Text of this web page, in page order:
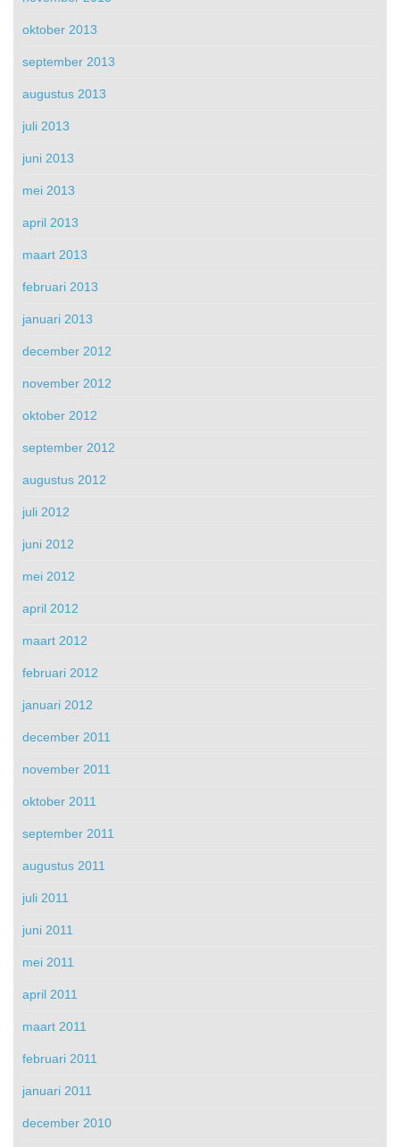
oktober 2013
september 2013
augustus 2013
juli 2013
juni 2013
mei 2013
april 2013
maart 2013
februari 2013
januari 2013
december 2012
november 2012
oktober 2012
september 2012
augustus 2012
juli 2012
juni 2012
mei 2012
april 2012
maart 2012
februari 2012
januari 2012
december 2011
november 2011
oktober 2011
september 2011
augustus 2011
juli 2011
juni 2011
mei 2011
april 2011
maart 2011
februari 2011
januari 2011
december 2010